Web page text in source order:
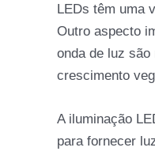
LEDs têm uma
Outro aspecto
onda de luz
crescimento
A iluminação
para fornecer